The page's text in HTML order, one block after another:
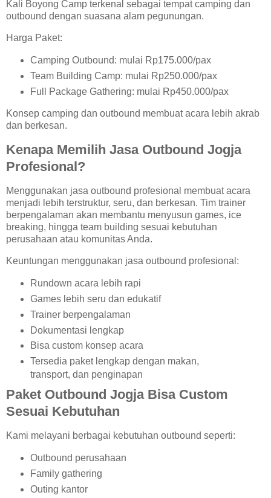
Kali Boyong Camp terkenal sebagai tempat camping dan
outbound dengan suasana alam pegunungan.
Harga Paket:
Camping Outbound: mulai Rp175.000/pax
Team Building Camp: mulai Rp250.000/pax
Full Package Gathering: mulai Rp450.000/pax
Konsep camping dan outbound membuat acara lebih akrab
dan berkesan.
Kenapa Memilih Jasa Outbound Jogja
Profesional?
Menggunakan jasa outbound profesional membuat acara
menjadi lebih terstruktur, seru, dan berkesan. Tim trainer
berpengalaman akan membantu menyusun games, ice
breaking, hingga team building sesuai kebutuhan
perusahaan atau komunitas Anda.
Keuntungan menggunakan jasa outbound profesional:
Rundown acara lebih rapi
Games lebih seru dan edukatif
Trainer berpengalaman
Dokumentasi lengkap
Bisa custom konsep acara
Tersedia paket lengkap dengan makan,
transport, dan penginapan
Paket Outbound Jogja Bisa Custom
Sesuai Kebutuhan
Kami melayani berbagai kebutuhan outbound seperti:
Outbound perusahaan
Family gathering
Outing kantor